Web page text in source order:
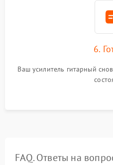
6.
Ваш усилитель гитарный
FAQ. Ответы на